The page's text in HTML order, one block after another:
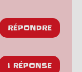
RÉPONDRE
1 RÉPONSE